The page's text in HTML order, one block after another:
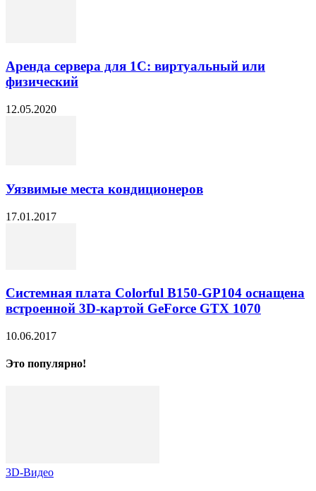
Аренда сервера для 1С: виртуальный или
физический
12.05.2020
Уязвимые места кондиционеров
17.01.2017
Системная плата Colorful B150-GP104 оснащена
встроенной 3D-картой GeForce GTX 1070
10.06.2017
Это популярно!
3D-Видео